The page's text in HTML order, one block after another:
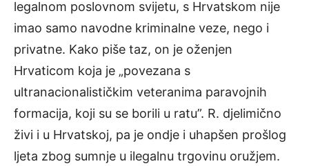
legalnom poslovnom svijetu, s Hrvatskom nije
imao samo navodne kriminalne veze, nego i
privatne. Kako piše taz, on je oženjen
Hrvaticom koja je „povezana s
ultranacionalističkim veteranima paravojnih
formacija, koji su se borili u ratu”. R. djelimično
živi i u Hrvatskoj, pa je ondje i uhapšen prošlog
ljeta zbog sumnje u ilegalnu trgovinu oružjem.